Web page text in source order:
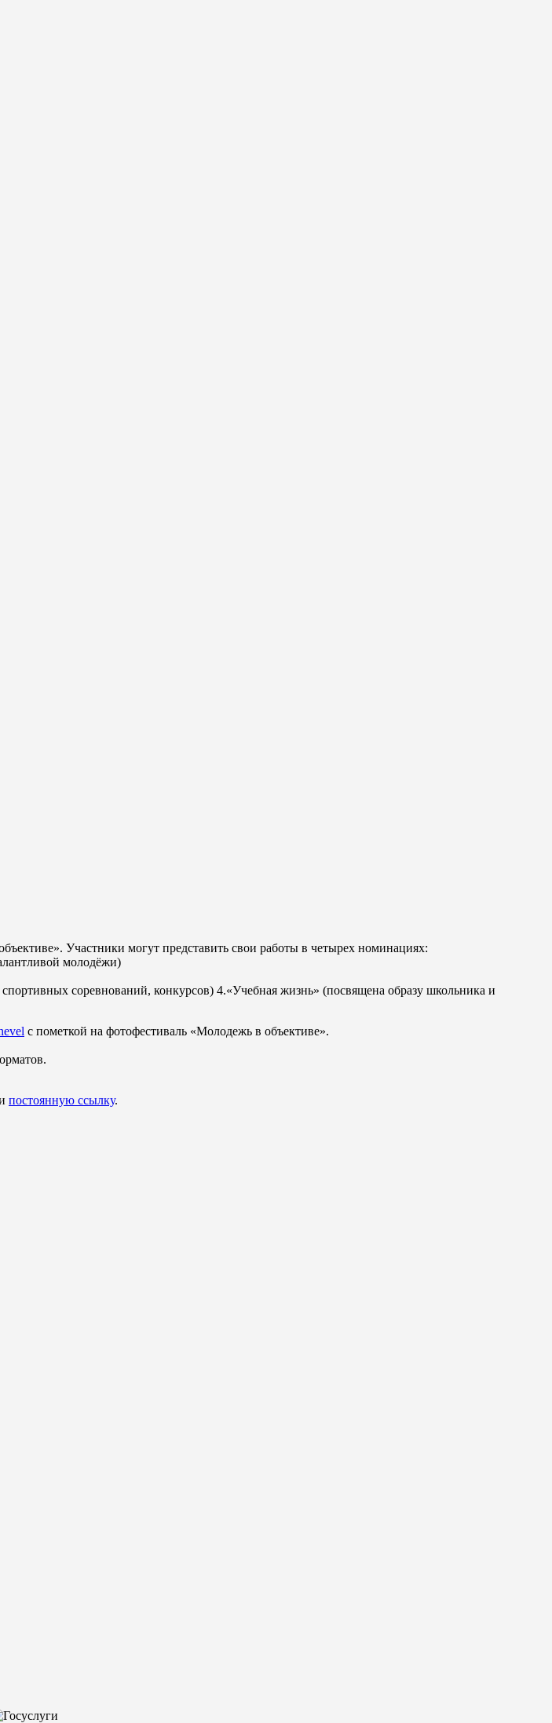
Участники могут представить свои работы в четырех номинациях:
молодёжи)
соревнований, конкурсов) 4.«Учебная жизнь» (посвящена образу школьника и
с пометкой на фотофестиваль «Молодежь в объективе».
постоянную ссылку.